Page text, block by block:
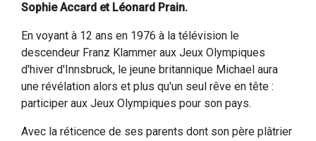
Sophie Accard et Léonard Prain.
En voyant à 12 ans en 1976 à la télévision le
descendeur Franz Klammer aux Jeux Olympiques
d'hiver d'Innsbruck, le jeune britannique Michael aura
une révélation alors et plus qu'un seul rêve en tête :
participer aux Jeux Olympiques pour son pays.
Avec la réticence de ses parents dont son père plâtrier